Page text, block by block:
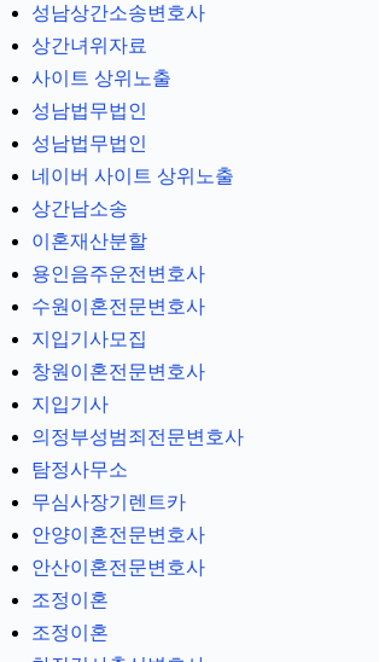
성남상간소송변호사
상간녀위자료
사이트 상위노출
성남법무법인
성남법무법인
네이버 사이트 상위노출
상간남소송
이혼재산분할
용인음주운전변호사
수원이혼전문변호사
지입기사모집
창원이혼전문변호사
지입기사
의정부성범죄전문변호사
탐정사무소
무심사장기렌트카
안양이혼전문변호사
안산이혼전문변호사
조정이혼
조정이혼